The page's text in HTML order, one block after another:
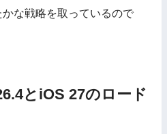
な戦略を取っているので
とiOS 27のロード